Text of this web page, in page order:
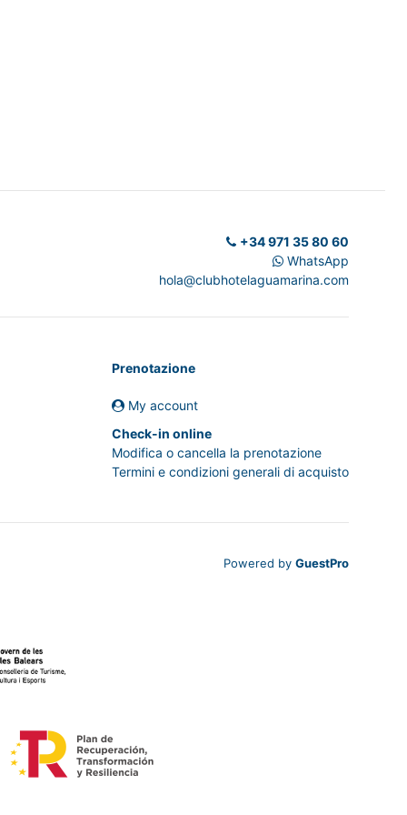
+34 971 35 80 60
WhatsApp
hola@clubhotelaguamarina.com
Prenotazione
My account
Check-in online
Modifica o cancella la prenotazione
Termini e condizioni generali di acquisto
Powered by GuestPro